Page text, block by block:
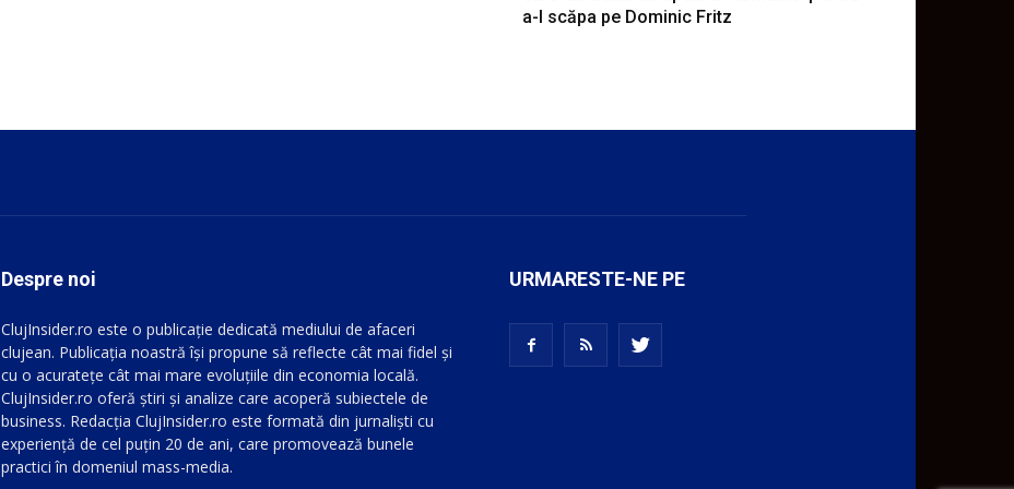
a-l scăpa pe Dominic Fritz
Despre noi
ClujInsider.ro este o publicație dedicată mediului de afaceri
clujean. Publicația noastră își propune să reflecte cât mai fidel și
cu o acuratețe cât mai mare evoluțiile din economia locală.
ClujInsider.ro oferă știri și analize care acoperă subiectele de
business. Redacția ClujInsider.ro este formată din jurnaliști cu
experiență de cel puțin 20 de ani, care promovează bunele
practici în domeniul mass-media.
URMARESTE-NE PE